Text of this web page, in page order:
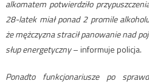
alkomatem potwierdziło
28-latek miał ponad 2 promile
że mężczyzna stracił panowanie nad
słup energetyczny– informuje policja.
Ponadto funkcjonariusze po